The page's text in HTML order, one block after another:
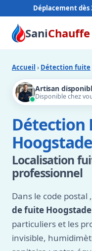
Déplacement dès
SaniChauffe
Accueil › Détection fuite
Artisan
Disponible chez
Détection
Hoogstade
Localisation
professionnel
Dans le code postal
de fuite Hoogstade
particuliers et les
invisible,